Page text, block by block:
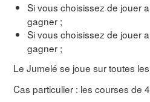
Si vous choisissez de jouer
gagner ;
Si vous choisissez de jouer
gagner ;
Le Jumelé se joue sur toutes
Cas particulier : les courses de